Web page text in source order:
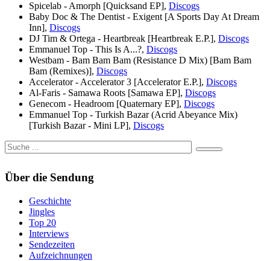
Spicelab - Amorph [Quicksand EP], Discogs
Baby Doc & The Dentist - Exigent [A Sports Day At Dream
Inn], Discogs
DJ Tim & Ortega - Heartbreak [Heartbreak E.P.], Discogs
Emmanuel Top - This Is A...?, Discogs
Westbam - Bam Bam Bam (Resistance D Mix) [Bam Bam
Bam (Remixes)], Discogs
Accelerator - Accelerator 3 [Accelerator E.P.], Discogs
Al-Faris - Samawa Roots [Samawa EP], Discogs
Genecom - Headroom [Quaternary EP], Discogs
Emmanuel Top - Turkish Bazar (Acrid Abeyance Mix)
[Turkish Bazar - Mini LP], Discogs
Über die Sendung
Geschichte
Jingles
Top 20
Interviews
Sendezeiten
Aufzeichnungen